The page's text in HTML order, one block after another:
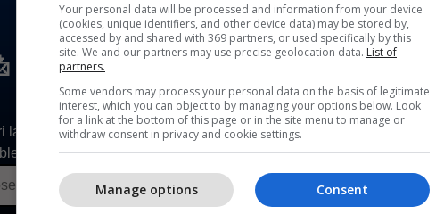
Your personal data will be processed and information from your device
(cookies, unique identifiers, and other device data) may be stored by,
accessed by and shared with 369 partners, or used specifically by this
site. We and our partners may use precise geolocation data. List of
partners.
Some vendors may process your personal data on the basis of legitimate
interest, which you can object to by managing your options below. Look
for a link at the bottom of this page or in the site menu to manage or
withdraw consent in privacy and cookie settings.
Consent
Manage options